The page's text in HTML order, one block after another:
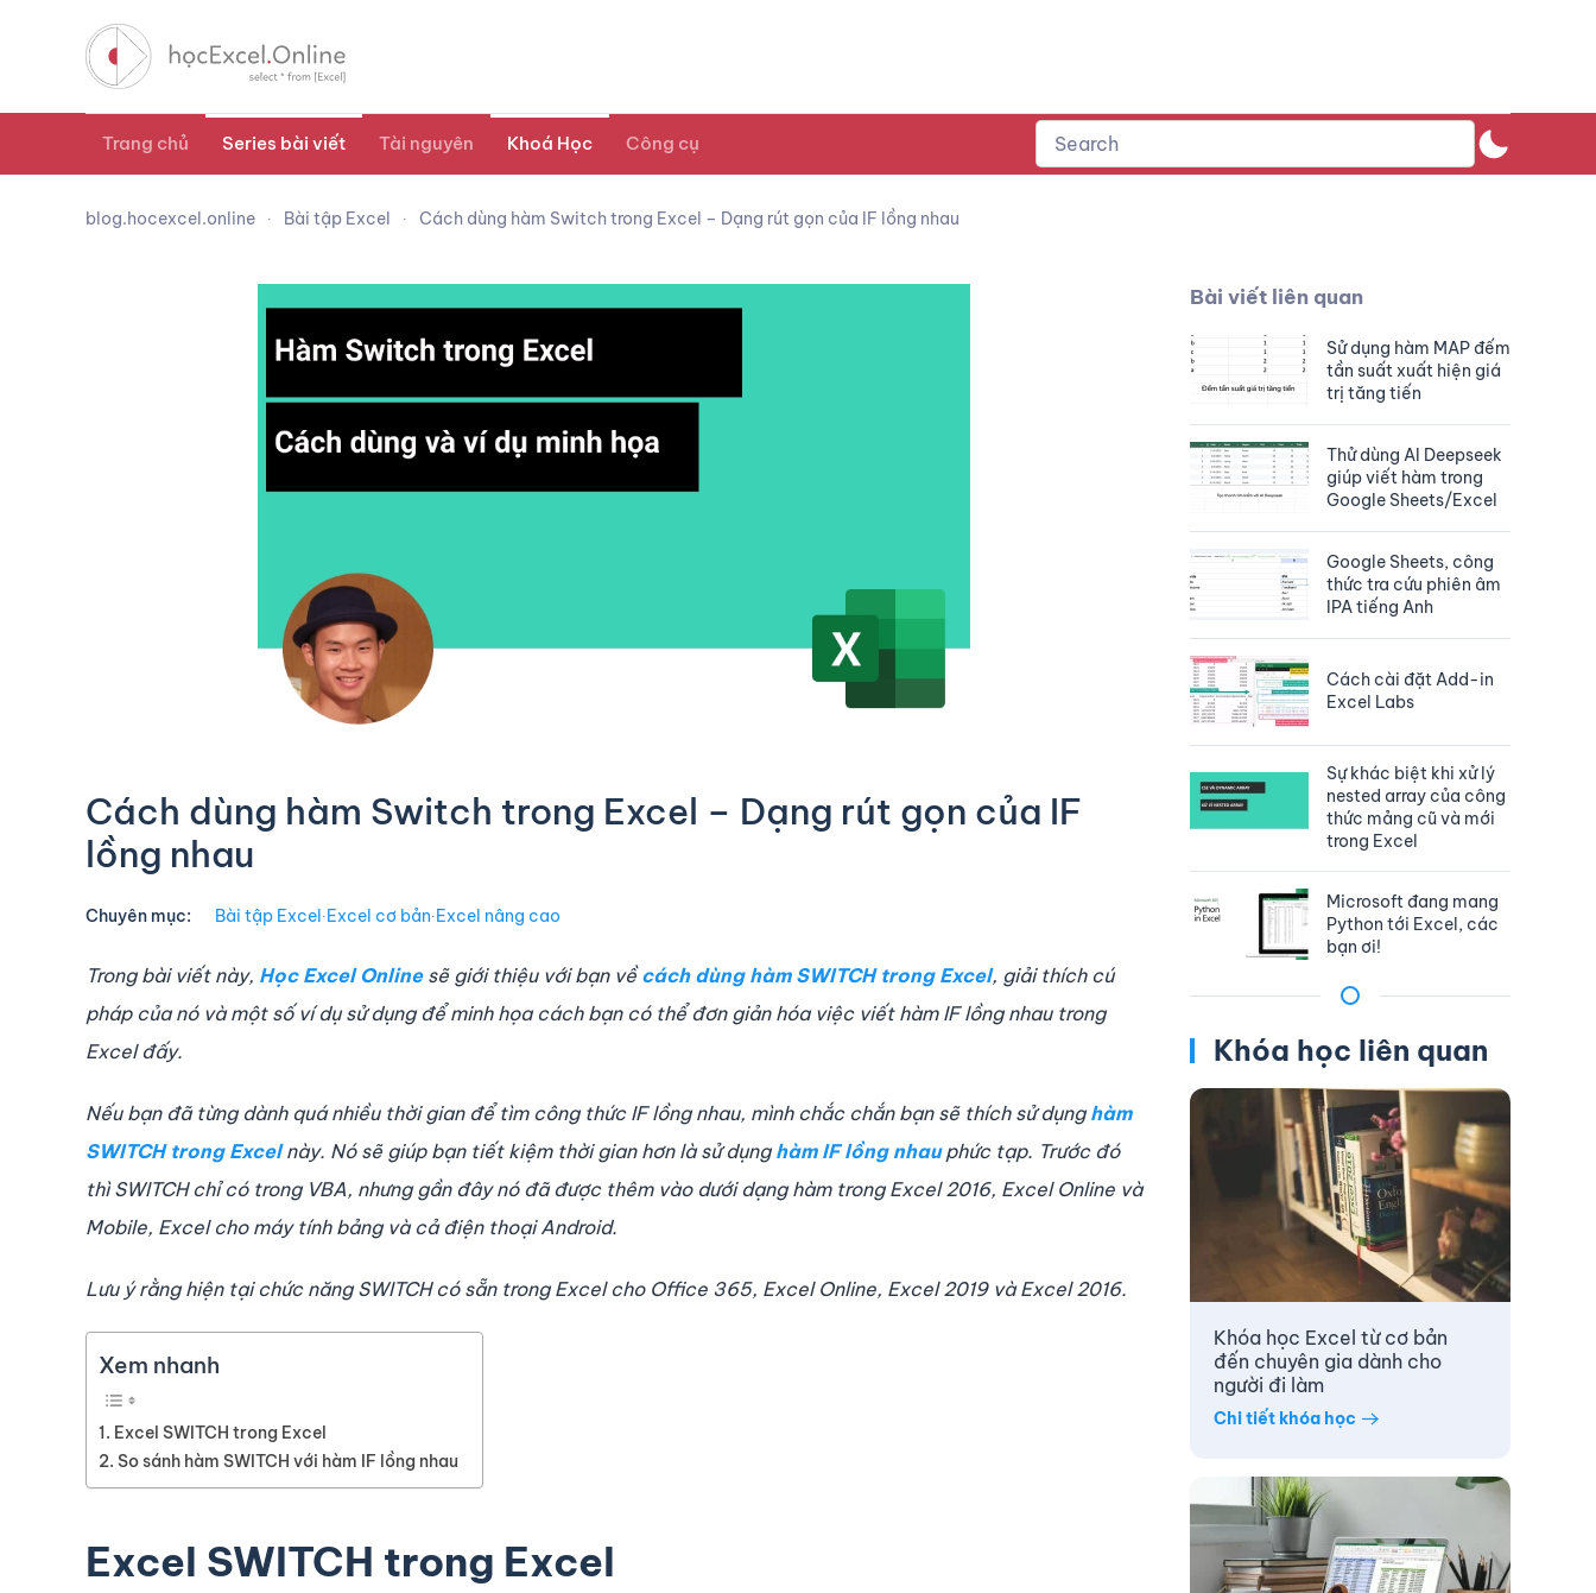
Trang chủ Series bài viết Tài nguyên Khoá Học Công cụ
blog.hocexcel.online Bài tập Excel Cách dùng hàm Switch trong Excel – Dạng rút gọn của IF lồng nhau
Cách dùng hàm Switch trong Excel – Dạng rút gọn của IF
lồng nhau
Chuyên mục: Bài tập Excel∙Excel cơ bản∙Excel nâng cao
Trong bài viết này, Học Excel Onlinesẽ giới thiệu với bạn vềcách dùng hàm SWITCH trong Excel, giải thích cú
pháp của nó và một số ví dụ sử dụng để minh họa cách bạn có thể đơn giản hóa việc viết hàm IF lồng nhau trong
Excel đấy.
Nếu bạn đã từng dành quá nhiều thời gian để tìm công thức IF lồng nhau, mình chắc chắn bạn sẽ thích sử dụnghàm
SWITCH trong Excel này. Nó sẽ giúp bạn tiết kiệm thời gian hơn là sử dụnghàm IF lồng nhauphức tạp. Trước đó
thì SWITCH chỉ có trong VBA, nhưng gần đây nó đã được thêm vào dưới dạng hàm trong Excel 2016, Excel Online và
Mobile, Excel cho máy tính bảng và cả điện thoại Android.
Lưu ý rằng hiện tại chức năng SWITCH có sẵn trong Excel cho Office 365, Excel Online, Excel 2019 và Excel 2016.
Xem nhanh
Excel SWITCH trong Excel
So sánh hàm SWITCH với hàm IF lồng nhau
Excel SWITCH trong Excel
Bài viết liên quan
Sử dụng hàm MAP đếm
tần suất xuất hiện giá
trị tăng tiến
Thử dùng AI Deepseek
giúp viết hàm trong
Google Sheets/Excel
Google Sheets, công
thức tra cứu phiên âm
IPA tiếng Anh
Cách cài đặt Add-in
Excel Labs
Sự khác biệt khi xử lý
nested array của công
thức mảng cũ và mới
trong Excel
Microsoft đang mang
Python tới Excel, các
bạn ơi!
Khóa học liên quan
Khóa học Excel từ cơ bản
đến chuyên gia dành cho
người đi làm
Chi tiết khóa học